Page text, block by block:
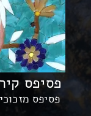
פסיפס מזכוכית
פסיפס